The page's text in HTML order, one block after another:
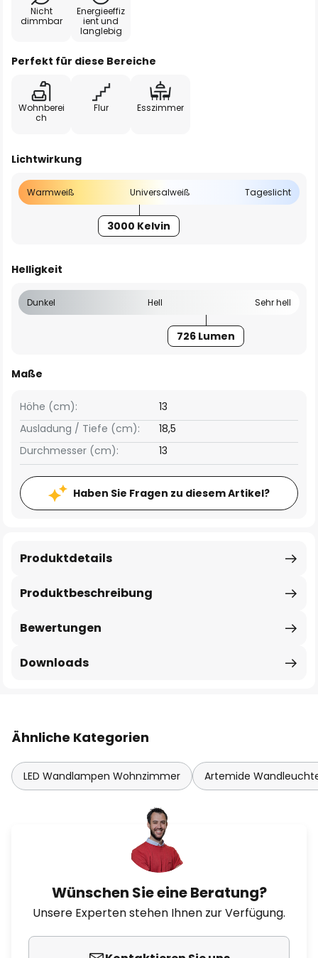
Nicht
dimmbar
Energieeffiz
ient und
langlebig
Perfekt für diese Bereiche
Wohnberei
ch
Flur Esszimmer
Lichtwirkung
Warmweiß Universalweiß Tageslicht
3000 Kelvin
Helligkeit
Dunkel Hell Sehr hell
726 Lumen
Maße
Höhe (cm):
13
Ausladung / Tiefe (cm):
18,5
Durchmesser (cm):
13
Haben Sie Fragen zu diesem Artikel?
Produktbeschreibung
Produktdetails
Bewertungen
Downloads
Ähnliche Kategorien
LED Wandlampen Wohnzimmer Artemide
Wünschen Sie eine Beratung?
Unsere Experten stehen Ihnen zur Verfügung.